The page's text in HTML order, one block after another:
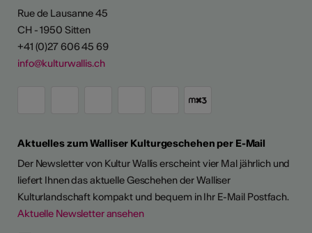
Rue de Lausanne 45
CH - 1950 Sitten
+41 (0)27 606 45 69
info@kulturwallis.ch
Aktuelles zum Walliser Kulturgeschehen per E-Mail
Der Newsletter von Kultur Wallis erscheint vier Mal jährlich und
liefert Ihnen das aktuelle Geschehen der Walliser
Kulturlandschaft kompakt und bequem in Ihr E-Mail Postfach.
Aktuelle Newsletter ansehen